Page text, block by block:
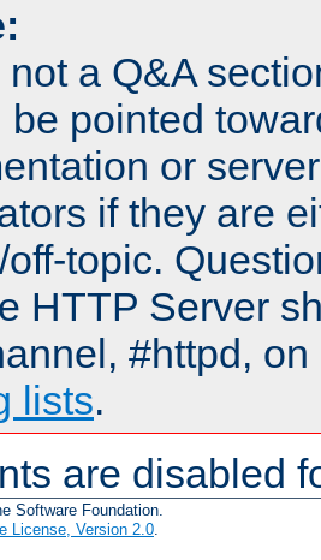
a Q&A
be pointed
or
if they are
topic.
HTTP Server
#httpd,
lists.
are disabled
Software Foundation.
License, Version 2.0.